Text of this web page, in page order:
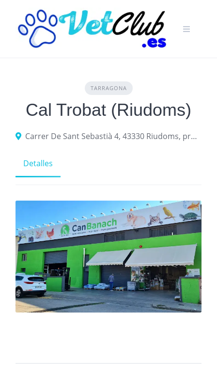
content
TARRAGONA
Cal Trobat (Riudoms)
Carrer De Sant Sebastià 4, 43330 Riudoms, provincia de Tarragona, España
Detalles